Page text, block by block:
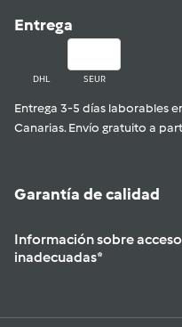
Entrega
DHL SEUR
Entrega 3-5 días laborables
Canarias. Envío gratuito a
Garantía de calidad
Información sobre
inadecuadas*